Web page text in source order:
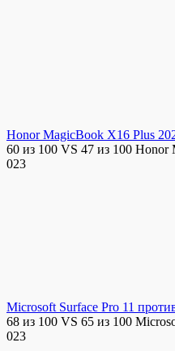
Honor MagicBook X16 Plus
60 из 100 VS 47 из 100
023
Microsoft Surface Pro 11
68 из 100 VS 65 из 100
023